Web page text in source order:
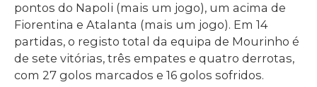
pontos do Napoli (mais um jogo), um acima de
Fiorentina e Atalanta (mais um jogo). Em 14
partidas, o registo total da equipa de Mourinho é
de sete vitórias, três empates e quatro derrotas,
com 27 golos marcados e 16 golos sofridos.